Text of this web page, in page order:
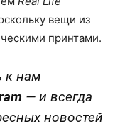
вещи из
принтами.
к нам
— и всегда
новостей